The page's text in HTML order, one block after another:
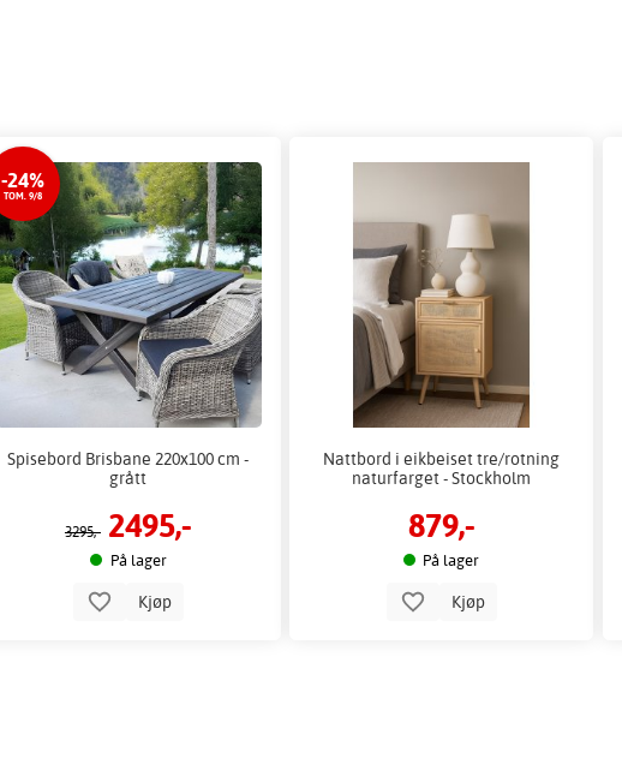
-24%
TOM. 9/8
Spisebord Brisbane 220x100 cm -
grått
3295,- 2495,-
På lager
Kjøp
Nattbord i eikbeiset tre/rotning
naturfarget - Stockholm
879,-
På lager
Kjøp